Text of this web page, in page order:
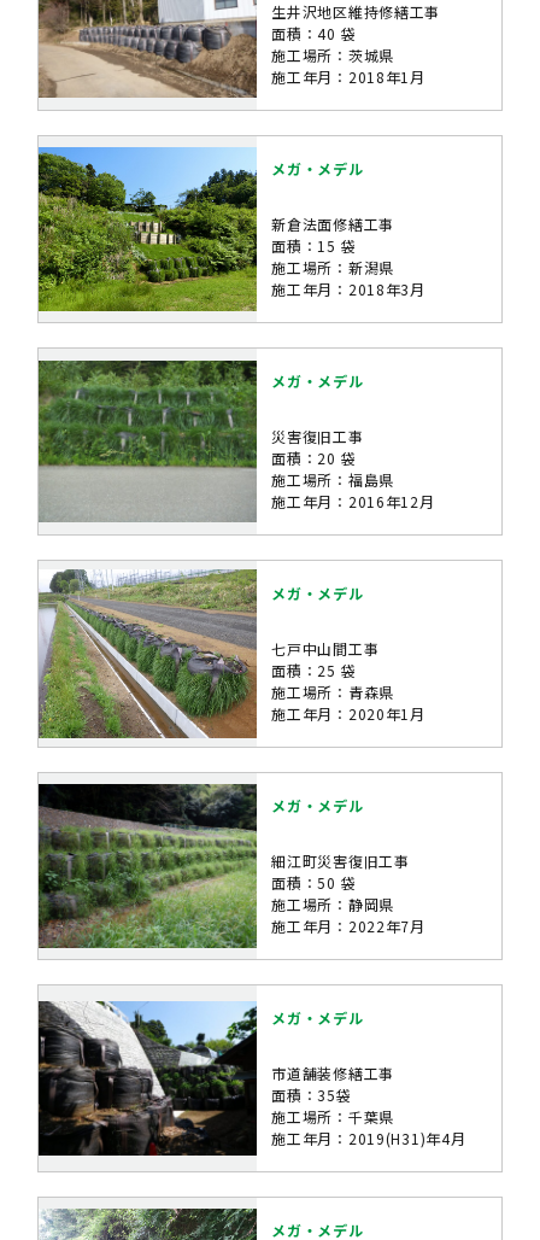
生井沢地区維持修繕工事
面積：40 袋
施工場所：茨城県
施工年月：2018年1月
メガ・メデル
新倉法面修繕工事
面積：15 袋
施工場所：新潟県
施工年月：2018年3月
メガ・メデル
災害復旧工事
面積：20 袋
施工場所：福島県
施工年月：2016年12月
メガ・メデル
七戸中山間工事
面積：25 袋
施工場所：青森県
施工年月：2020年1月
メガ・メデル
細江町災害復旧工事
面積：50 袋
施工場所：静岡県
施工年月：2022年7月
メガ・メデル
市道舗装修繕工事
面積：35袋
施工場所：千葉県
施工年月：2019(H31)年4月
メガ・メデル